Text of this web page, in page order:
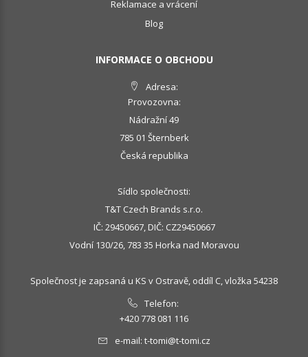
Reklamace a vrácení
Blog
INFORMACE O OBCHODU
Adresa:
Provozovna:
Nádražní 49
785 01 Šternberk
Česká republika
Sídlo společnosti:
T&T Czech Brands s.r.o.
IČ: 29450667, DIČ: CZ29450667
Vodní 130/26, 783 35 Horka nad Moravou
Společnost je zapsaná u KS v Ostravě, oddíl C, vložka 54238
Telefon:
+420 778 081 116
e-mail: t-tomi@t-tomi.cz